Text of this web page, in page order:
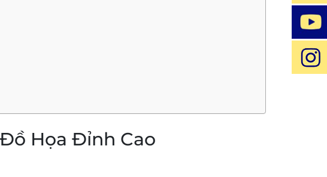
Họa Đỉnh Cao